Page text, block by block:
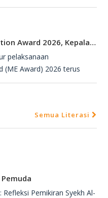
Jelang Muhammadiyah Education Award 2026, Kepala SMAMDA Sidoarjo Suntik Semangat Kontingen
pelaksanaan
(ME Award) 2026 terus
Semua Literasi
Pemikiran Syekh Al-